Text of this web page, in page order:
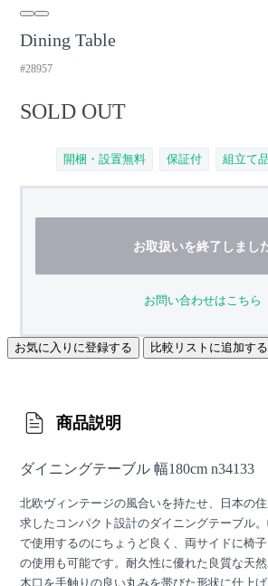
Dining Table
#28957
SOLD OUT
開梱・設置無料 保証付 組立て品
お取扱いを終了しまし
お問い合わせはこちら
お気に入りに登録する 比較リストに追加する
商品説明
ダイニングテーブル 幅180cm n34133
北欧ヴィンテージの風合いを持たせ、日本の
求したコンパクト設計のダイニングテーブル
で使用するのにちょうど良く、両サイドに椅
の使用も可能です。耐久性に優れた良質な天然
木口を手触りの良い丸みを帯びた形状に仕上